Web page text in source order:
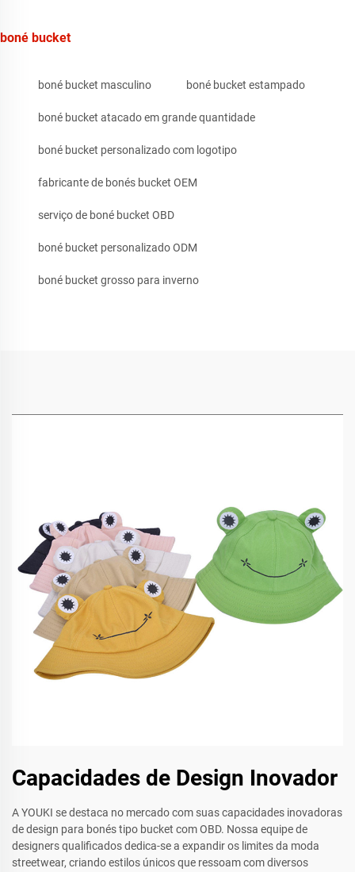
boné bucket
boné bucket masculino boné bucket estampado
boné bucket atacado em grande quantidade
boné bucket personalizado com logotipo
fabricante de bonés bucket OEM
serviço de boné bucket OBD
boné bucket personalizado ODM
boné bucket grosso para inverno
Capacidades de Design Inovador
A YOUKI se destaca no mercado com suas capacidades inovadoras
de design para bonés tipo bucket com OBD. Nossa equipe de
designers qualificados dedica-se a expandir os limites da moda
streetwear, criando estilos únicos que ressoam com diversos